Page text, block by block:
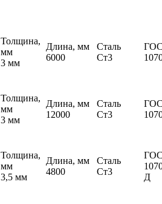
Толщина,
мм
3 мм
Длина, мм
6000
Сталь
Ст3
Толщина,
мм
3 мм
Длина, мм
12000
Сталь
Ст3
Толщина,
мм
3,5 мм
Длина, мм
4800
Сталь
Ст3
Д